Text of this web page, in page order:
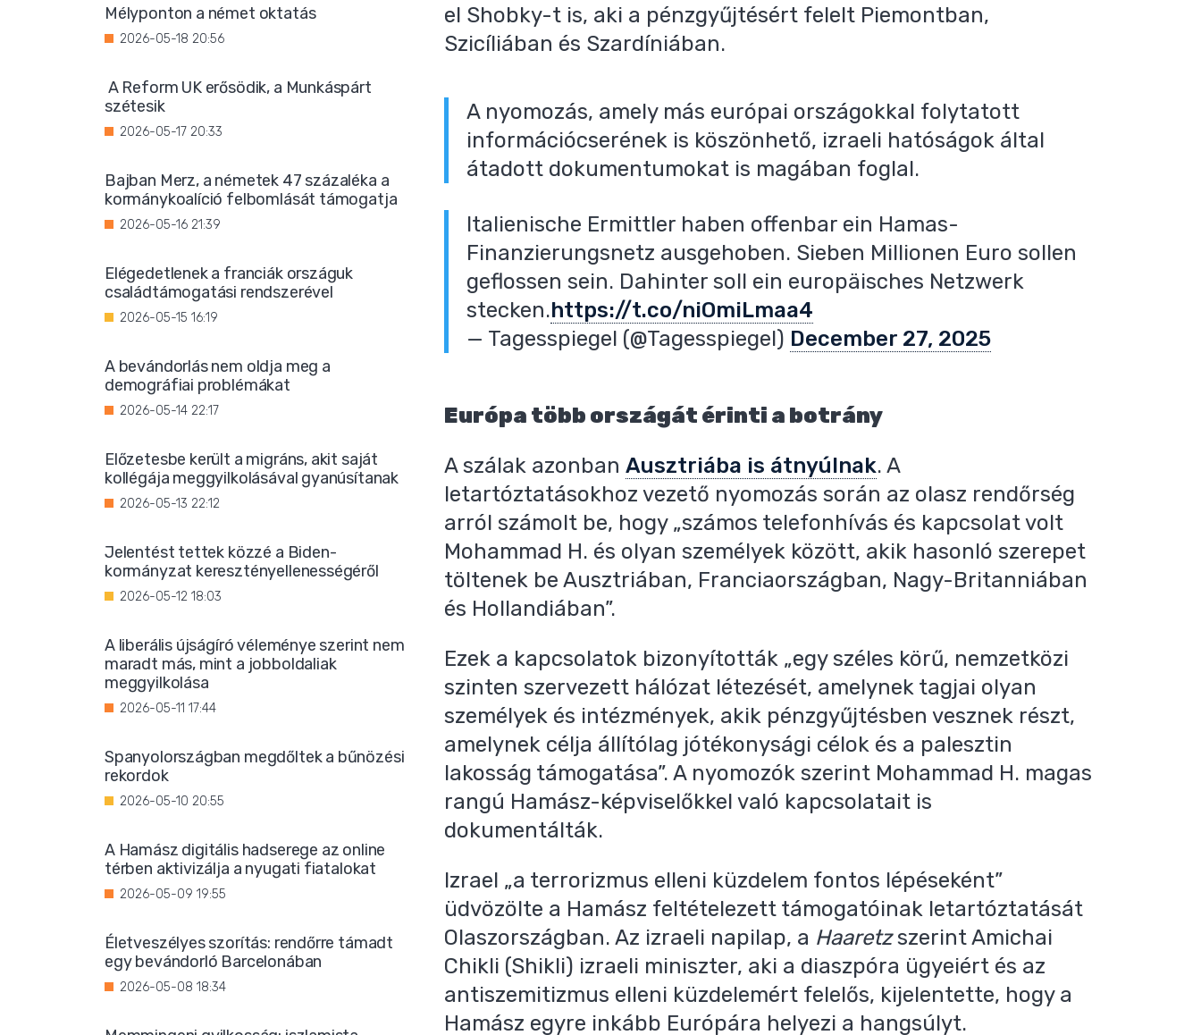
el Shobky-t is, aki a pénzgyűjtésért felelt Piemontban,
Szicíliában és Szardíniában.
A nyomozás, amely más európai országokkal folytatott
információcserének is köszönhető, izraeli hatóságok által
átadott dokumentumokat is magában foglal.
Italienische Ermittler haben offenbar ein Hamas-
Finanzierungsnetz ausgehoben. Sieben Millionen Euro sollen
geflossen sein. Dahinter soll ein europäisches Netzwerk
stecken.https://t.co/niOmiLmaa4
— Tagesspiegel (@Tagesspiegel) December 27, 2025
Európa több országát érinti a botrány
A szálak azonbanAusztriába is átnyúlnak. A
letartóztatásokhoz vezető nyomozás során az olasz rendőrség
arról számolt be, hogy „számos telefonhívás és kapcsolat volt
Mohammad H. és olyan személyek között, akik hasonló szerepet
töltenek be Ausztriában, Franciaországban, Nagy-Britanniában
és Hollandiában”.
Ezek a kapcsolatok bizonyították „egy széles körű, nemzetközi
szinten szervezett hálózat létezését, amelynek tagjai olyan
személyek és intézmények, akik pénzgyűjtésben vesznek részt,
amelynek célja állítólag jótékonysági célok és a palesztin
lakosság támogatása”. A nyomozók szerint Mohammad H. magas
rangú Hamász-képviselőkkel való kapcsolatait is
dokumentálták.
Izrael „a terrorizmus elleni küzdelem fontos lépéseként”
üdvözölte a Hamász feltételezett támogatóinak letartóztatását
Olaszországban. Az izraeli napilap, a Haaretzszerint Amichai
Chikli (Shikli) izraeli miniszter, aki a diaszpóra ügyeiért és az
antiszemitizmus elleni küzdelemért felelős, kijelentette, hogy a
Hamász egyre inkább Európára helyezi a hangsúlyt.
Mélyponton a német oktatás
2026-05-18 20:56
A Reform UK erősödik, a Munkáspárt
szétesik
2026-05-17 20:33
Bajban Merz, a németek 47 százaléka a
kormánykoalíció felbomlását támogatja
2026-05-16 21:39
Elégedetlenek a franciák országuk
családtámogatási rendszerével
2026-05-15 16:19
A bevándorlás nem oldja meg a
demográfiai problémákat
2026-05-14 22:17
Előzetesbe került a migráns, akit saját
kollégája meggyilkolásával gyanúsítanak
2026-05-13 22:12
Jelentést tettek közzé a Biden-
kormányzat keresztényellenességéről
2026-05-12 18:03
A liberális újságíró véleménye szerint nem
maradt más, mint a jobboldaliak
meggyilkolása
2026-05-11 17:44
Spanyolországban megdőltek a bűnözési
rekordok
2026-05-10 20:55
A Hamász digitális hadserege az online
térben aktivizálja a nyugati fiatalokat
2026-05-09 19:55
Életveszélyes szorítás: rendőrre támadt
egy bevándorló Barcelonában
2026-05-08 18:34